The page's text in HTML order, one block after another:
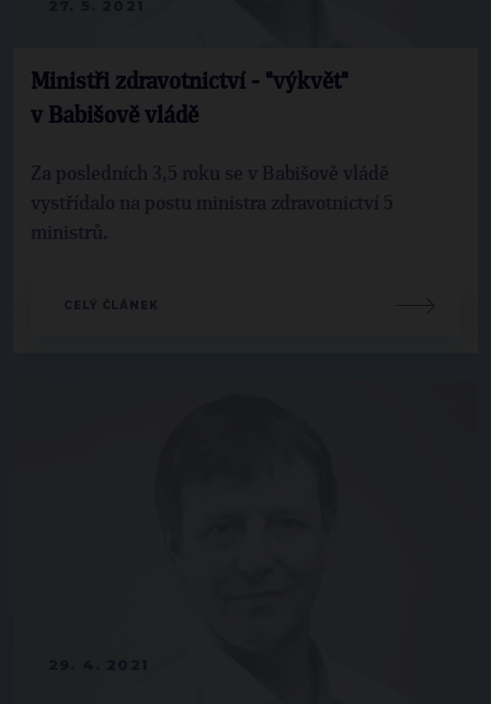
Ministři zdravotnictví - "výkvět"
v Babišově vládě
Za posledních 3,5 roku se v Babišově vládě
vystřídalo na postu ministra zdravotnictví 5
ministrů.
CELÝ ČLÁNEK